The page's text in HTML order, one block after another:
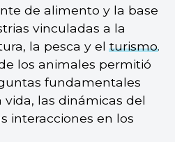
de alimento y la base
vinculadas a la
la pesca y elturismo.
los animales permitió
fundamentales
las dinámicas del
interacciones en los